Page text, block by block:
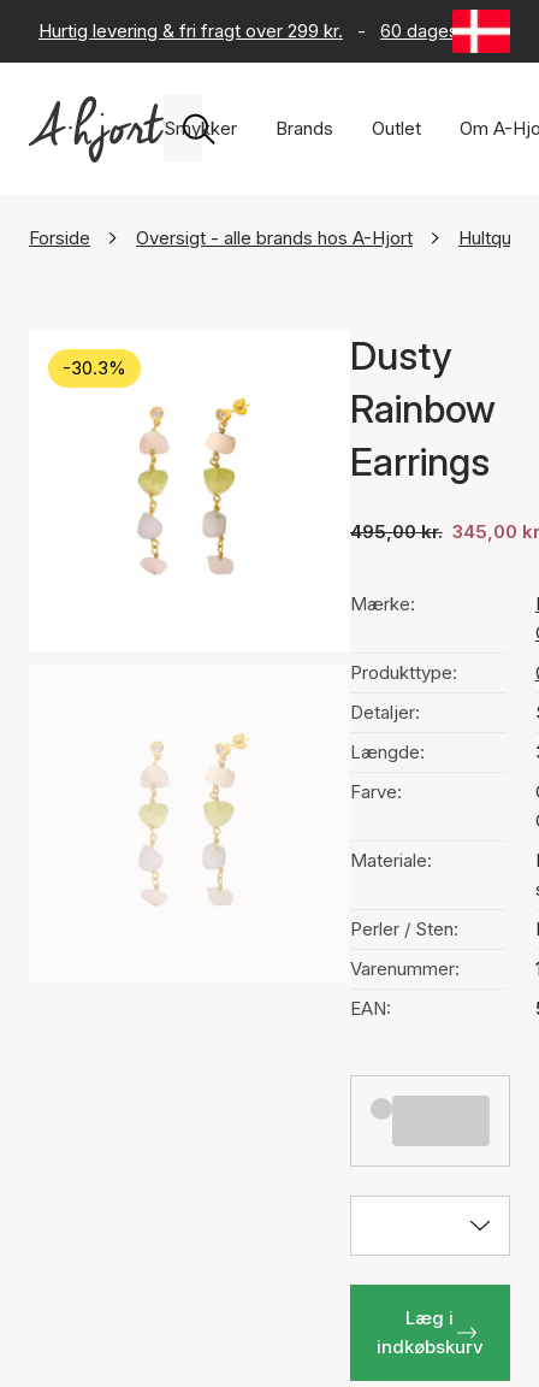
Hurtig levering & fri fragt over 299 kr. - 60 dages returret
Smykker Brands Outlet Om A-
Forside Oversigt - alle brands hos A-Hjort Hultquist
-30.3%
Dusty
Rainbow
Earrings
495,00 kr. 345,00
Mærke:
Produkttype:
Detaljer:
Længde:
Farve:
Materiale:
Perler / Sten:
Varenummer:
EAN:
Læg i
indkøbskurv